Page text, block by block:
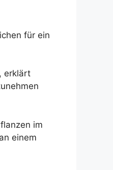
für ein
erklärt
im
einem